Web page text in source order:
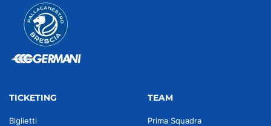
TICKETING
Biglietti
TEAM
Prima Squadra